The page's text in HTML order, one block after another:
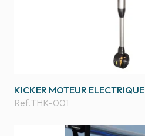
KICKER MOTEUR ELECTRIQUE
Ref.THK-001